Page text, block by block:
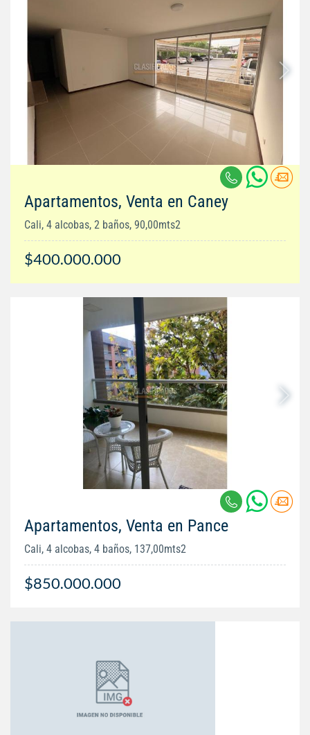
Apartamentos, Venta en Caney
Cali, 4 alcobas, 2 baños, 90,00mts2
$400.000.000
Apartamentos, Venta en Pance
Cali, 4 alcobas, 4 baños, 137,00mts2
$850.000.000